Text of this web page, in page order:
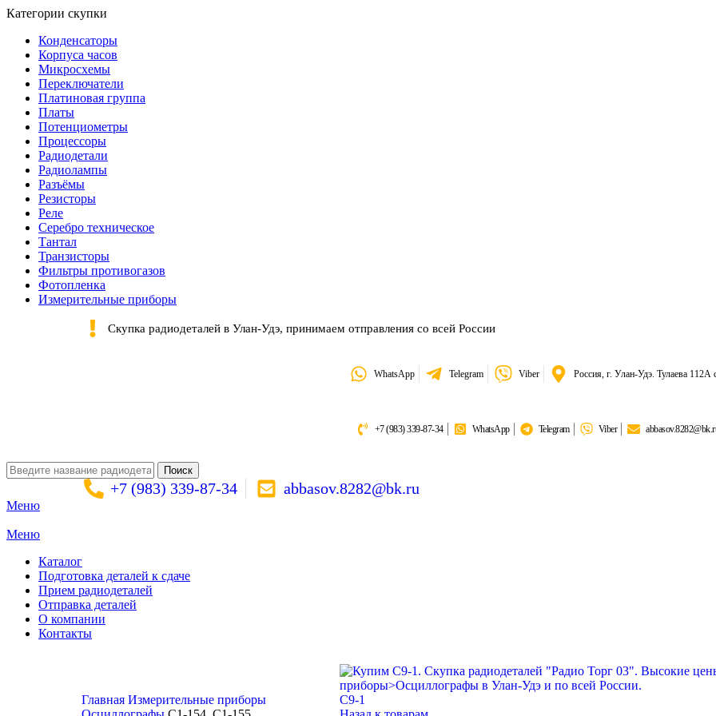
Категории скупки
Конденсаторы
Корпуса часов
Микросхемы
Переключатели
Платиновая группа
Платы
Потенциометры
Процессоры
Радиодетали
Радиолампы
Разъёмы
Резисторы
Реле
Серебро техническое
Тантал
Транзисторы
Фильтры противогазов
Фотопленка
Измерительные приборы
Скупка радиодеталей в Улан-Удэ, принимаем отправления со всей России
WhatsApp Telegram Viber Россия, г. Улан-Удэ. Тулаева 112А
+7 (983) 339-87-34 WhatsApp Telegram Viber
Поиск
+7 (983) 339-87-34 abbasov.8282@bk.ru
Меню
Меню
Каталог
Подготовка деталей к сдаче
Прием радиодеталей
Отправка деталей
О компании
Контакты
Главная Измерительные приборы
C9-1